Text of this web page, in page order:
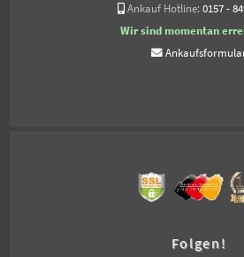
Ankauf Hotline: 0157 -
Wir sind momentan
Folgen!